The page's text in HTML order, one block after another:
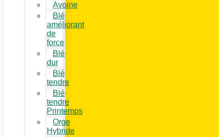
Avoine
Blé
améliorant
de
force
Blé
dur
Blé
tendre
Blé
tendre
Printemps
Orge
Hybride